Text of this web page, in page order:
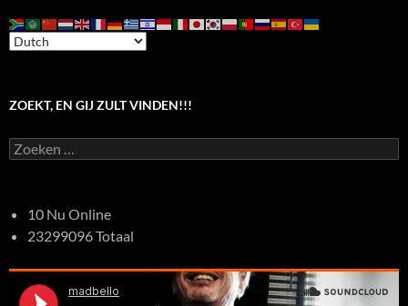
ZOEKT, EN GIJ ZULT VINDEN!!!
Zoeken
naar:
10 Nu Online
23299096 Totaal